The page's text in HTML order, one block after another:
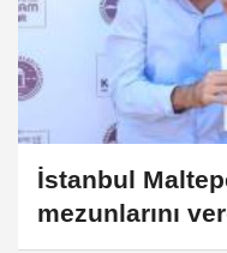
İstanbul
mezunlarını